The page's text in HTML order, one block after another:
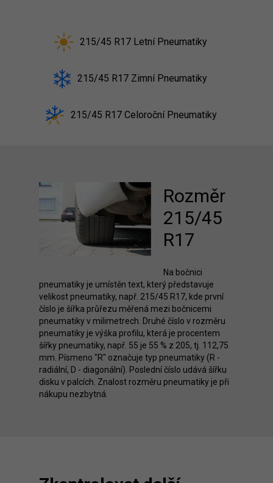
215/45 R17 Letní Pneumatiky
215/45 R17 Zimní Pneumatiky
215/45 R17 Celoroční Pneumatiky
Rozměr
215/45
R17
Na bočnici
pneumatiky je umístěn text, který představuje
velikost pneumatiky, např. 215/45 R17, kde první
číslo je šířka průřezu měřená mezi bočnicemi
pneumatiky v milimetrech. Druhé číslo v rozměru
pneumatiky je výška profilu, která je procentem
šířky pneumatiky, např. 55 je 55 % z 205, tj. 112,75
mm. Písmeno "R" označuje typ pneumatiky (R -
radiální, D - diagonální). Poslední číslo udává šířku
disku v palcích. Znalost rozměru pneumatiky je při
nákupu nezbytná.